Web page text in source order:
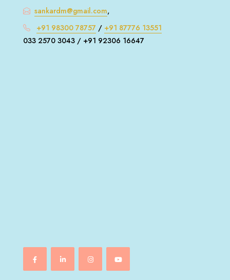
sankardm@gmail.com,
+91 98300 78757 / +91 87776 13551
033 2570 3043 / +91 92306 16647